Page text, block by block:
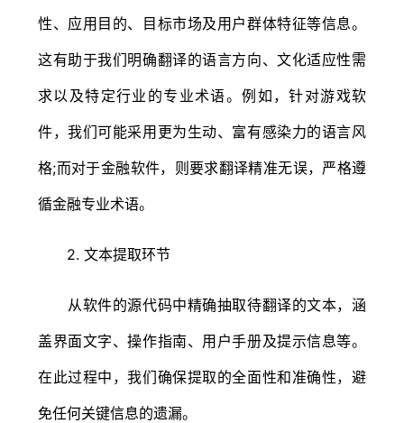
性、应用目的、目标市场及用户群体特征等信息。
这有助于我们明确翻译的语言方向、文化适应性需
求以及特定行业的专业术语。例如，针对游戏软
件，我们可能采用更为生动、富有感染力的语言风
格;而对于金融软件，则要求翻译精准无误，严格遵
循金融专业术语。
2. 文本提取环节
从软件的源代码中精确抽取待翻译的文本，涵
盖界面文字、操作指南、用户手册及提示信息等。
在此过程中，我们确保提取的全面性和准确性，避
免任何关键信息的遗漏。